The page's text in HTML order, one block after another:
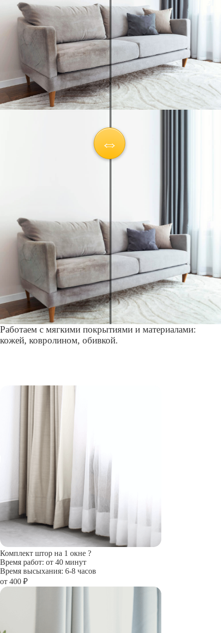
Работаем с мягкими покрытиями и материалами:
кожей, ковролином, обивкой.
Комплект штор на 1 окне ?
Время работ: от 40 минут
Время высыхания: 6-8 часов
от 400 ₽